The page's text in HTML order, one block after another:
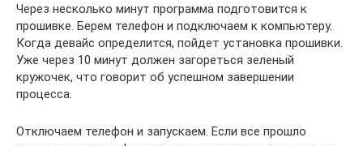
Через несколько минут программа подготовится к
прошивке. Берем телефон и подключаем к компьютеру.
Когда девайс определится, пойдет установка прошивки.
Уже через 10 минут должен загореться зеленый
кружочек, что говорит об успешном завершении
процесса.
Отключаем телефон и запускаем. Если все прошло